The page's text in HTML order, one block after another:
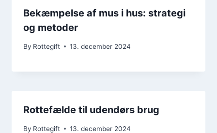
Bekæmpelse af mus i hus: strategi
og metoder
By Rottegift 13. december 2024
Rottefælde til udendørs brug
By Rottegift 13. december 2024